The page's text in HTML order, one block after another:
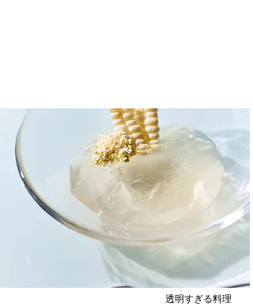
透明醤油であさりのしぐれ
煮/Boiled boiled Clams
お酒のおつまみに、あさりの美味しさをひき
だして/Bringing out the flavor of the scallion.
透明すぎる料理